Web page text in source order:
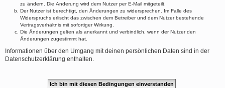
zu ändern. Die Änderung wird dem Nutzer per E-Mail mitgeteilt.
Der Nutzer ist berechtigt, den Änderungen zu widersprechen. Im Falle des
Widerspruchs erlischt das zwischen dem Betreiber und dem Nutzer bestehende
Vertragsverhältnis mit sofortiger Wirkung.
Die Änderungen gelten als anerkannt und verbindlich, wenn der Nutzer den
Änderungen zugestimmt hat.
Informationen über den Umgang mit deinen persönlichen Daten sind in der
Datenschutzerklärung enthalten.